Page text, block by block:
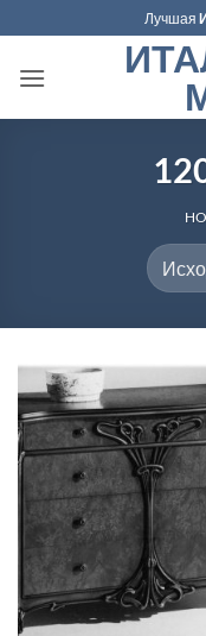
to
content
Лучшая